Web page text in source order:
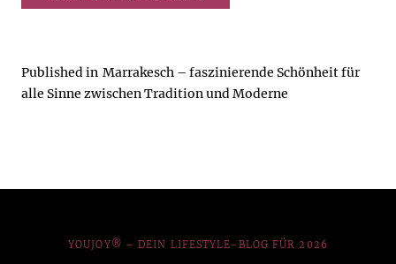
Published in Marrakesch – faszinierende Schönheit für
alle Sinne zwischen Tradition und Moderne
YOUJOY® – DEIN LIFESTYLE-BLOG FÜR 2026